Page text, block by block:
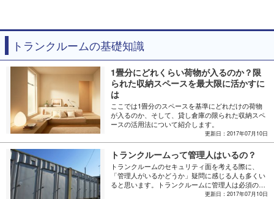
トランクルームの基礎知識
1畳分にどれくらい荷物が入るのか？限
られた収納スペースを最大限に活かすに
は
ここでは1畳分のスペースを基準にどれだけの荷物
が入るのか、そして、貸し倉庫の限られた収納スペ
ースの活用法について紹介します。
更新日：2017年07月10日
トランクルームって管理人はいるの？
トランクルームのセキュリティ面を考える際に、
「管理人がいるかどうか」疑問に感じる人も多くい
ると思います。トランクルームに管理人は必須の要
項ではないため、管理人がいるトランクルームと不
更新日：2017年07月10日